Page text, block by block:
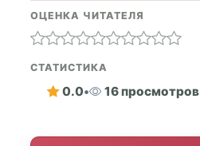
ОЦЕНКА ЧИТАТЕЛЯ
СТАТИСТИКА
0.0• 16 просмотров